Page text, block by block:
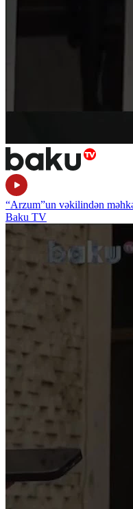
“Arzum”un vəkilindən
Baku TV